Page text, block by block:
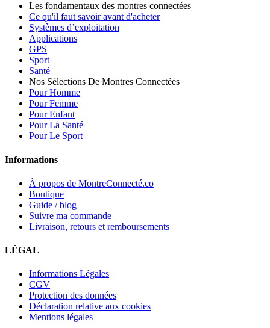
Les fondamentaux des montres connectées
Ce qu'il faut savoir avant d'acheter
Systèmes d’exploitation
Applications
GPS
Sport
Santé
Nos Sélections De Montres Connectées
Pour Homme
Pour Femme
Pour Enfant
Pour La Santé
Pour Le Sport
Informations
À propos de MontreConnecté.co
Boutique
Guide / blog
Suivre ma commande
Livraison, retours et remboursements
LÉGAL
Informations Légales
CGV
Protection des données
Déclaration relative aux cookies
Mentions légales